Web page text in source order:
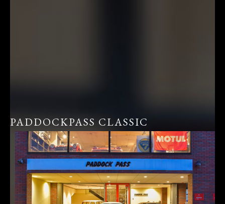
PADDOCKPASS CLASSIC